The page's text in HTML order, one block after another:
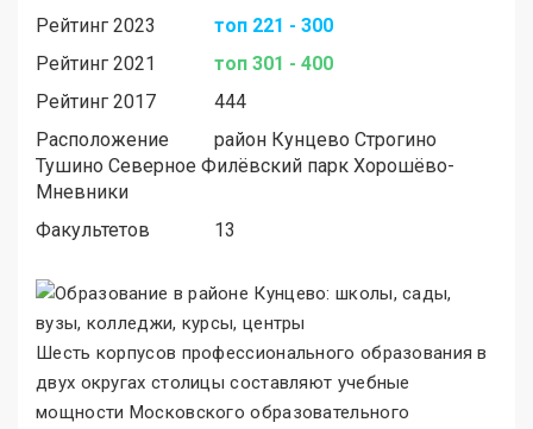
Рейтинг 2023
топ 221 - 300
Рейтинг 2021
топ 301 - 400
Рейтинг 2017
444
Расположение
район Кунцево Строгино
Тушино Северное Филёвский парк Хорошёво-
Мневники
Факультетов
13
Шесть корпусов профессионального образования в
двух округах столицы составляют учебные
мощности Московского образовательного